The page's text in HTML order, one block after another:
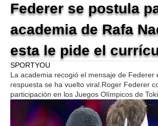
Federer se postula
academia de Rafa
esta le pide el
SPORTYOU
La academia recogió el mensaje de Federer
respuesta se ha vuelto viral.Roger Federer
participación en los Juegos Olímpicos de